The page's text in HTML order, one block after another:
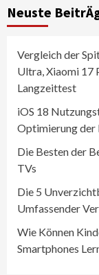
Neuste
Vergleich der
Ultra, Xiaomi 17
Langzeittest
iOS 18
Optimierung der
Die Besten der
TVs
Die 5
Umfassender
Wie Können
Smartphones